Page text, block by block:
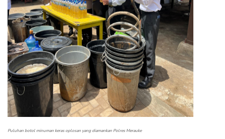
Puluhan botol minuman keras oplosan yang diamankan Polres Merauke